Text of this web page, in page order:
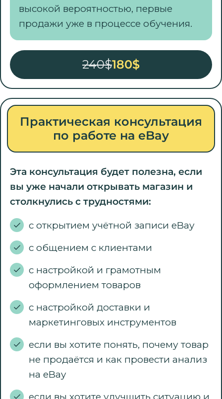
высокой вероятностью, первые
продажи уже в процессе обучения.
240$180$
Практическая консультация
по работе на eBay
Эта консультация будет полезна, если
вы уже начали открывать магазин и
столкнулись с трудностями:
с открытием учётной записи eBay
с общением с клиентами
с настройкой и грамотным
оформлением товаров
с настройкой доставки и
маркетинговых инструментов
если вы хотите понять, почему товар
не продаётся и как провести анализ
на eBay